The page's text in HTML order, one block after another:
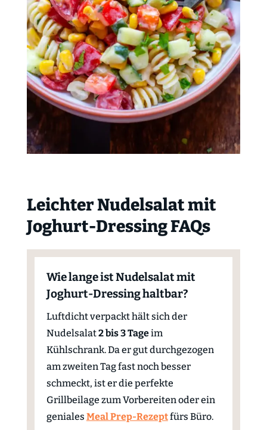
Leichter Nudelsalat mit
Joghurt-Dressing FAQs
Wie lange ist Nudelsalat mit
Joghurt-Dressing haltbar?
Luftdicht verpackt hält sich der
Nudelsalat2 bis 3 Tageim
Kühlschrank. Da er gut durchgezogen
am zweiten Tag fast noch besser
schmeckt, ist er die perfekte
Grillbeilage zum Vorbereiten oder ein
geniales Meal Prep-Rezeptfürs Büro.